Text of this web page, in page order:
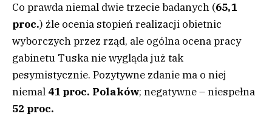
Co prawda niemal dwie trzecie badanych (65,1
proc.) źle ocenia stopień realizacji obietnic
wyborczych przez rząd, ale ogólna ocena pracy
gabinetu Tuska nie wygląda już tak
pesymistycznie. Pozytywne zdanie ma o niej
niemal 41 proc. Polaków; negatywne – niespełna
52 proc.